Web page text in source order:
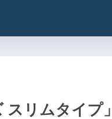
リムタイプ」